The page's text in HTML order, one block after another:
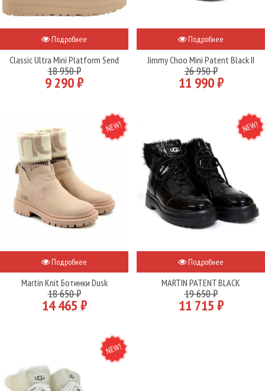
Подробнее
Classic Ultra Mini Platform Send
18 950 ₽
9 290 ₽
Подробнее
Jimmy Choo Mini Patent Black II
26 950 ₽
11 990 ₽
NEW
Подробнее
Martin Knit Ботинки Dusk
18 650 ₽
14 465 ₽
NEW
Подробнее
MARTIN PATENT BLACK
19 650 ₽
11 715 ₽
NEW